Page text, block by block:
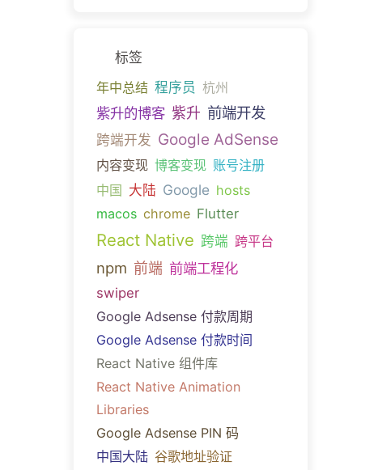
标签
年中总结 程序员 杭州
紫升的博客 紫升 前端开发
跨端开发 Google AdSense
内容变现 博客变现 账号注册
中国 大陆 Google hosts
macos chrome Flutter
React Native 跨端 跨平台
npm 前端 前端工程化
swiper
Google Adsense 付款周期
Google Adsense 付款时间
React Native 组件库
React Native Animation
Libraries
Google Adsense PIN 码
中国大陆 谷歌地址验证